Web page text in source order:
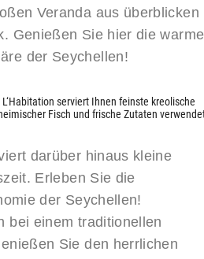
Veranda aus überblicken
Genießen Sie hier die warme
der Seychellen!
serviert Ihnen feinste kreolische
Fisch und frische Zutaten
darüber hinaus kleine
Erleben Sie die
der Seychellen!
bei einem traditionellen
Sie den herrlichen